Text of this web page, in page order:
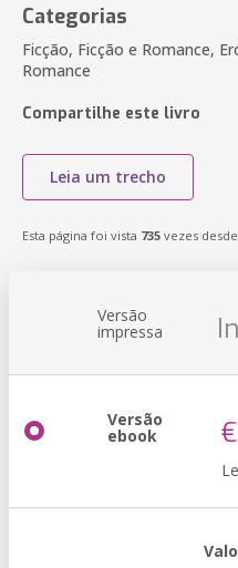
Categorias
Ficção, Ficção e Romance,
Romance
Compartilhe este livro
Leia um trecho
Esta página foi vista 735 vezes
Versão
impressa
Versão
ebook